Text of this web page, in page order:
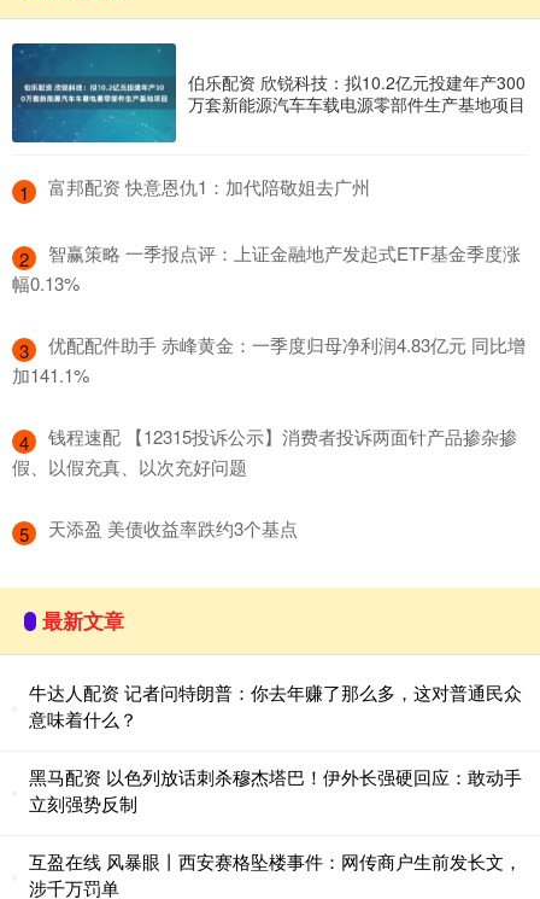
伯乐配资 欣锐科技：拟10.2亿元投建年产300
万套新能源汽车车载电源零部件生产基地项目
1 ​富邦配资 快意恩仇1：加代陪敬姐去广州
2
​智赢策略 一季报点评：上证金融地产发起式ETF基金季度涨
幅0.13%
3
​优配配件助手 赤峰黄金：一季度归母净利润4.83亿元 同比增
加141.1%
4
​钱程速配 【12315投诉公示】消费者投诉两面针产品掺杂掺
假、以假充真、以次充好问题
5 ​天添盈 美债收益率跌约3个基点
最新文章
牛达人配资 记者问特朗普：你去年赚了那么多，这对普通民众
意味着什么？
黑马配资 以色列放话刺杀穆杰塔巴！伊外长强硬回应：敢动手
立刻强势反制
互盈在线 风暴眼丨西安赛格坠楼事件：网传商户生前发长文，
涉千万罚单